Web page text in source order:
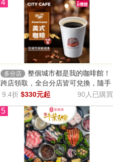
4
多分店
整個城市都是我的咖啡館！
跨店領取，全台分店皆可兌換，隨手
一杯濃郁香醇，調和酸味，清新果香
9.4折 $330元起 90人已購買
5